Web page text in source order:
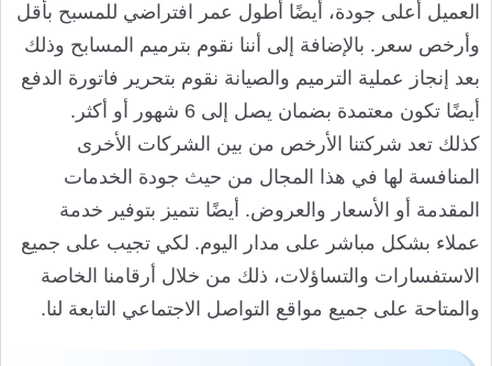
العميل أعلى جودة، أيضًا أطول عمر افتراضي للمسبح بأقل
وأرخص سعر. بالإضافة إلى أننا نقوم بترميم المسابح وذلك
بعد إنجاز عملية الترميم والصيانة نقوم بتحرير فاتورة الدفع
أيضًا تكون معتمدة بضمان يصل إلى 6 شهور أو أكثر.
كذلك تعد شركتنا الأرخص من بين الشركات الأخرى
المنافسة لها في هذا المجال من حيث جودة الخدمات
المقدمة أو الأسعار والعروض. أيضًا نتميز بتوفير خدمة
عملاء بشكل مباشر على مدار اليوم. لكي تجيب على جميع
الاستفسارات والتساؤلات، ذلك من خلال أرقامنا الخاصة
والمتاحة على جميع مواقع التواصل الاجتماعي التابعة لنا.